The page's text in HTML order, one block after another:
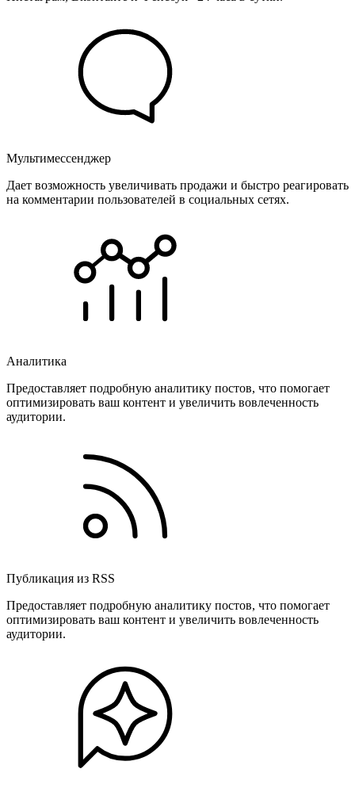
Мультимессенджер
Дает возможность увеличивать продажи и быстро реагировать
на комментарии пользователей в социальных сетях.
Аналитика
Предоставляет подробную аналитику постов, что помогает
оптимизировать ваш контент и увеличить вовлеченность
аудитории.
Публикация из RSS
Предоставляет подробную аналитику постов, что помогает
оптимизировать ваш контент и увеличить вовлеченность
аудитории.